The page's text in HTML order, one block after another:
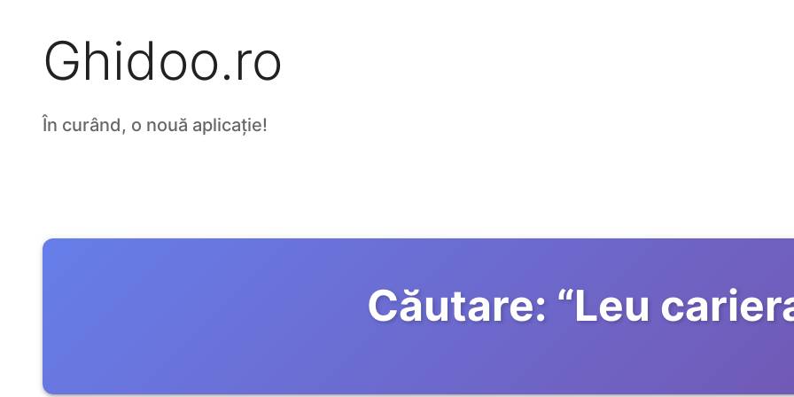
Ghidoo.ro
În curând, o nouă aplicație!
Căutare: “Leu